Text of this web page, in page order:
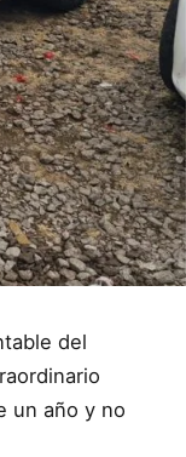
del
un año y no